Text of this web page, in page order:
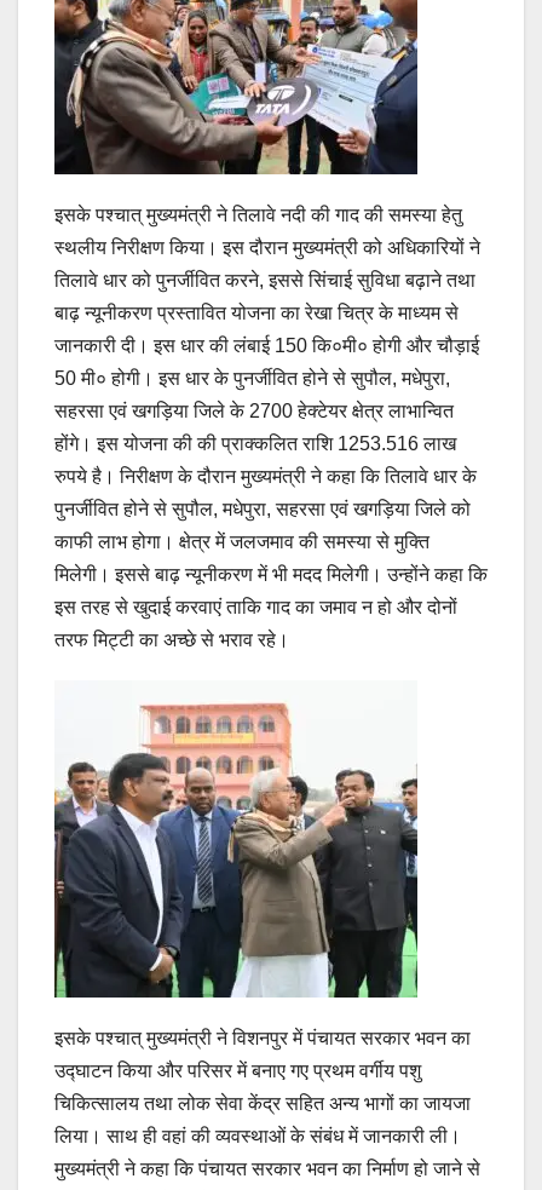
इसके पश्चात् मुख्यमंत्री ने तिलावे नदी की गाद की समस्या हेतु
स्थलीय निरीक्षण किया। इस दौरान मुख्यमंत्री को अधिकारियों ने
तिलावे धार को पुनर्जीवित करने, इससे सिंचाई सुविधा बढ़ाने तथा
बाढ़ न्यूनीकरण प्रस्तावित योजना का रेखा चित्र के माध्यम से
जानकारी दी। इस धार की लंबाई 150 कि०मी० होगी और चौड़ाई
50 मी० होगी। इस धार के पुनर्जीवित होने से सुपौल, मधेपुरा,
सहरसा एवं खगड़िया जिले के 2700 हेक्टेयर क्षेत्र लाभान्वित
होंगे। इस योजना की की प्राक्कलित राशि 1253.516 लाख
रुपये है। निरीक्षण के दौरान मुख्यमंत्री ने कहा कि तिलावे धार के
पुनर्जीवित होने से सुपौल, मधेपुरा, सहरसा एवं खगड़िया जिले को
काफी लाभ होगा। क्षेत्र में जलजमाव की समस्या से मुक्ति
मिलेगी। इससे बाढ़ न्यूनीकरण में भी मदद मिलेगी। उन्होंने कहा कि
इस तरह से खुदाई करवाएं ताकि गाद का जमाव न हो और दोनों
तरफ मिट्टी का अच्छे से भराव रहे।
इसके पश्चात् मुख्यमंत्री ने विशनपुर में पंचायत सरकार भवन का
उद्घाटन किया और परिसर में बनाए गए प्रथम वर्गीय पशु
चिकित्सालय तथा लोक सेवा केंद्र सहित अन्य भागों का जायजा
लिया। साथ ही वहां की व्यवस्थाओं के संबंध में जानकारी ली।
मुख्यमंत्री ने कहा कि पंचायत सरकार भवन का निर्माण हो जाने से